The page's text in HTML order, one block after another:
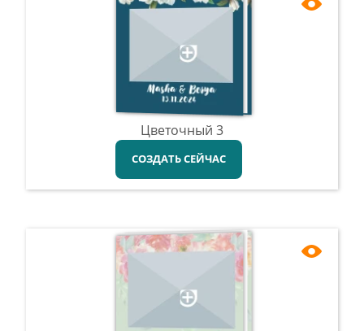
Цветочный 3
СОЗДАТЬ СЕЙЧАС